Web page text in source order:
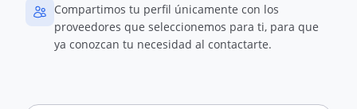
Compartimos tu perfil únicamente con los
proveedores que seleccionemos para ti, para que
ya conozcan tu necesidad al contactarte.